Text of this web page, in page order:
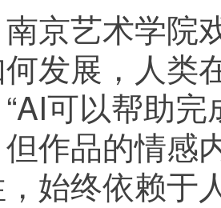
艺术学院戏
发展，人类
可以帮助
作品的情感
始终依赖于